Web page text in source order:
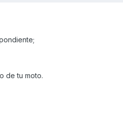
de tu moto.